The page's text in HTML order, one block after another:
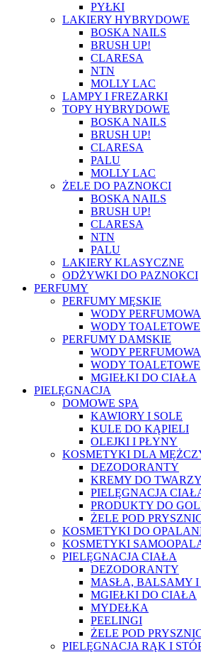
PYŁKI
LAKIERY HYBRYDOWE
BOSKA NAILS
BRUSH UP!
CLARESA
NTN
MOLLY LAC
LAMPY I FREZARKI
TOPY HYBRYDOWE
BOSKA NAILS
BRUSH UP!
CLARESA
PALU
MOLLY LAC
ŻELE DO PAZNOKCI
BOSKA NAILS
BRUSH UP!
CLARESA
NTN
PALU
LAKIERY KLASYCZNE
ODŻYWKI DO PAZNOKCI
PERFUMY
PERFUMY MĘSKIE
WODY
WODY TOALETOWE
PERFUMY DAMSKIE
WODY
WODY TOALETOWE
MGIEŁKI DO CIAŁA
PIELĘGNACJA
DOMOWE SPA
KAWIORY I SOLE
KULE DO KĄPIELI
OLEJKI I PŁYNY
KOSMETYKI DLA
DEZODORANTY
KREMY DO TWARZY
PIELĘGNACJA
PRODUKTY DO
ŻELE POD
KOSMETYKI DO
KOSMETYKI
PIELĘGNACJA CIAŁA
DEZODORANTY
MASŁA, BALSAMY
MGIEŁKI DO CIAŁA
MYDEŁKA
PEELINGI
ŻELE POD
PIELĘGNACJA RĄK I